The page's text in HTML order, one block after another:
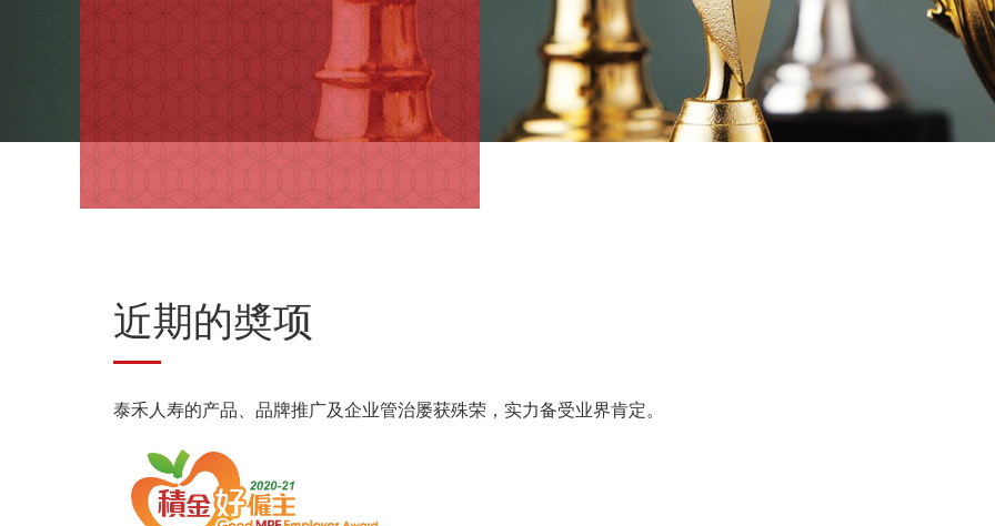
近期的奬项
泰禾人寿的产品、品牌推广及企业管治屡获殊荣，实力备受业界肯定。